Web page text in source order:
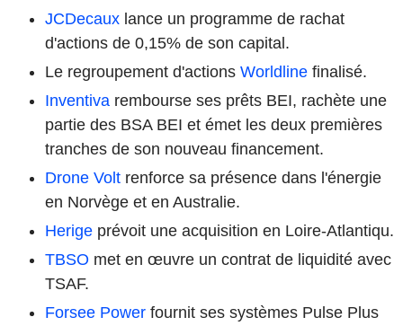
JCDecaux lance un programme de rachat
d'actions de 0,15% de son capital.
Le regroupement d'actions Worldline finalisé.
Inventiva rembourse ses prêts BEI, rachète une
partie des BSA BEI et émet les deux premières
tranches de son nouveau financement.
Drone Volt renforce sa présence dans l'énergie
en Norvège et en Australie.
Herige prévoit une acquisition en Loire-Atlantiqu.
TBSO met en œuvre un contrat de liquidité avec
TSAF.
Forsee Power fournit ses systèmes Pulse Plus